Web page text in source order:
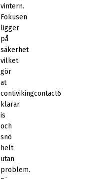
vintern.
Fokusen
ligger
på
säkerhet
vilket
gör
at
contivikingcontact6
klarar
is
och
snö
helt
utan
problem.